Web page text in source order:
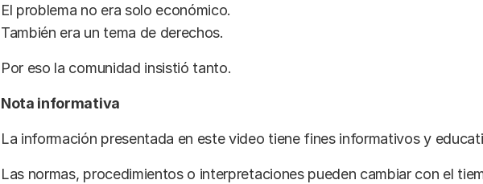
El problema no era solo económico.
También era un tema de derechos.
Por eso la comunidad insistió tanto.
Nota informativa
La información presentada en este video tiene fines informativos y
Las normas, procedimientos o interpretaciones pueden cambiar con el